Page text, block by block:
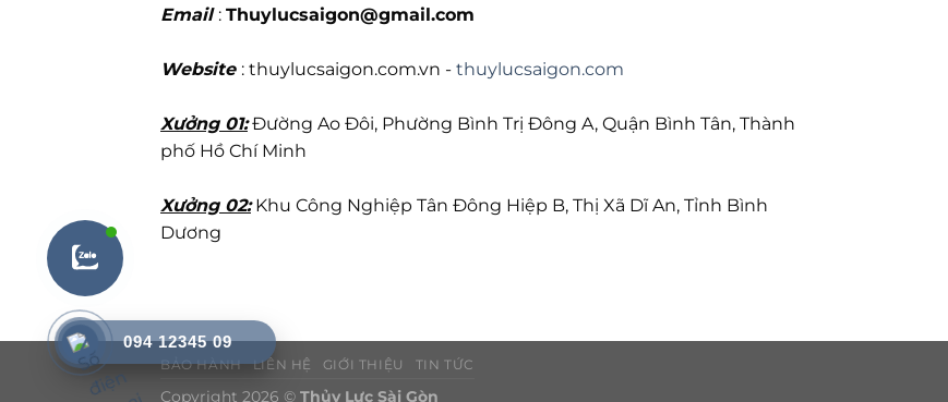
Email : Thuylucsaigon@gmail.com
Website : thuylucsaigon.com.vn - thuylucsaigon.com
Xưởng 01:Đường Ao Đôi, Phường Bình Trị Đông A, Quận Bình Tân, Thành
phố Hồ Chí Minh
Xưởng 02:Khu Công Nghiệp Tân Đông Hiệp B, Thị Xã Dĩ An, Tỉnh Bình
Dương
BẢO HÀNH LIÊN HỆ GIỚI THIỆU TIN TỨC
Copyright 2026 © Thủy Lực Sài Gòn
094 12345 09